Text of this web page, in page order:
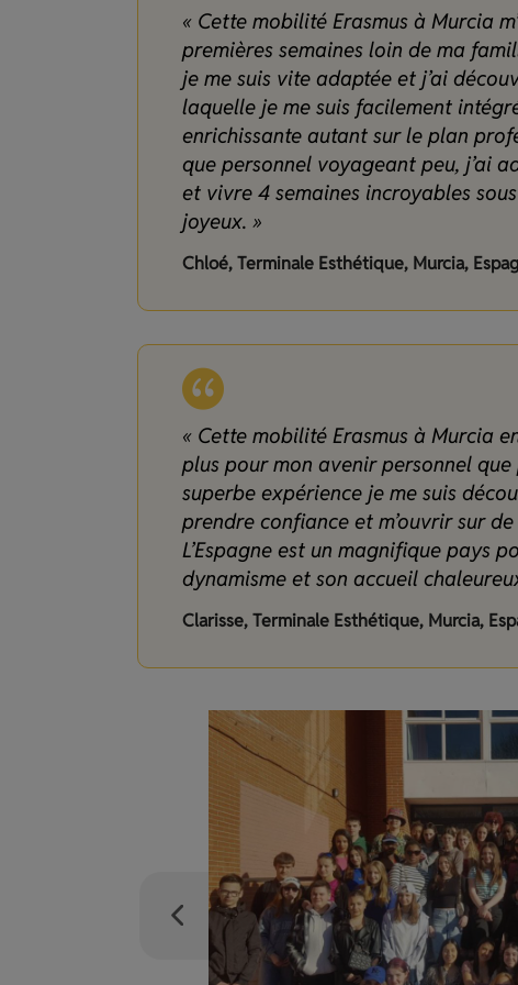
« Cette mobilité Erasmus à Murcia
premières semaines loin de ma
je me suis vite adaptée et j’ai
laquelle je me suis facilement
enrichissante autant sur le plan
que personnel voyageant peu, j’ai
et vivre 4 semaines incroyables
joyeux. »
Chloé, Terminale Esthétique, Murcia,
« Cette mobilité Erasmus à Murcia
plus pour mon avenir personnel
superbe expérience je me suis
prendre confiance et m’ouvrir sur
L’Espagne est un magnifique pays
dynamisme et son accueil
Clarisse, Terminale Esthétique, Murcia,